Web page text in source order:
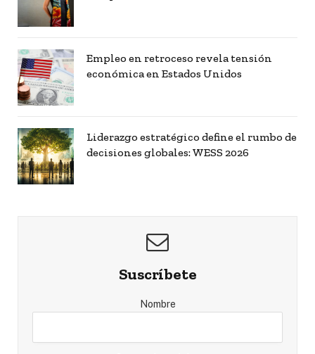
Empleo en retroceso revela tensión
económica en Estados Unidos
Liderazgo estratégico define el rumbo de
decisiones globales: WESS 2026
Suscríbete
Nombre